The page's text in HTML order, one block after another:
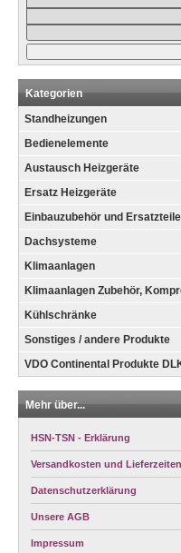
Kategorien
Standheizungen
Bedienelemente
Austausch Heizgeräte
Ersatz Heizgeräte
Einbauzubehör und Ersatzteile
Dachsysteme
Klimaanlagen
Klimaanlagen Zubehör,
Kühlschränke
Sonstiges / andere Produkte
VDO Continental Produkte
Mehr über...
HSN-TSN - Erklärung
Versandkosten und Lieferzeiten
Datenschutzerklärung
Unsere AGB
Impressum